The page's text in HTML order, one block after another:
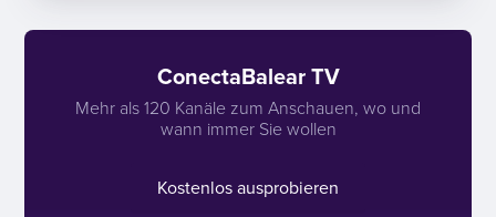
ConectaBalear TV
Mehr als 120 Kanäle zum Anschauen, wo und
wann immer Sie wollen
Kostenlos ausprobieren